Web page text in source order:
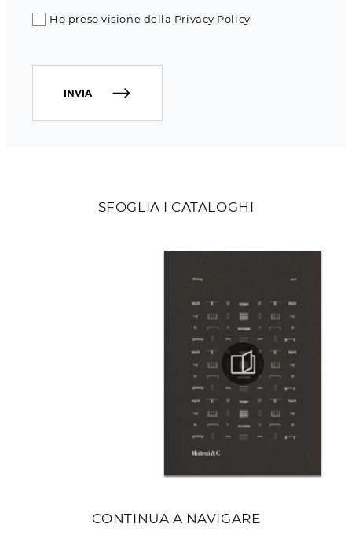
SFOGLIA I CATALOGHI
CONTINUA A NAVIGARE
Ho preso visione della Privacy Policy
INVIA